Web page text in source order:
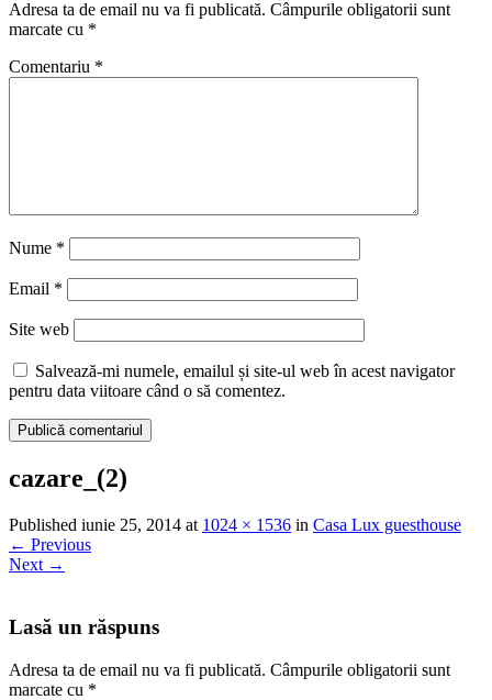
Adresa ta de email nu va fi publicată. Câmpurile obligatorii sunt
marcate cu *
Comentariu *
Nume *
Email *
Site web
Salvează-mi numele, emailul și site-ul web în acest navigator
pentru data viitoare când o să comentez.
cazare_(2)
Published iunie 25, 2014 at 1024 × 1536 in Casa Lux guesthouse
← Previous
Next →
Lasă un răspuns
Adresa ta de email nu va fi publicată. Câmpurile obligatorii sunt
marcate cu *